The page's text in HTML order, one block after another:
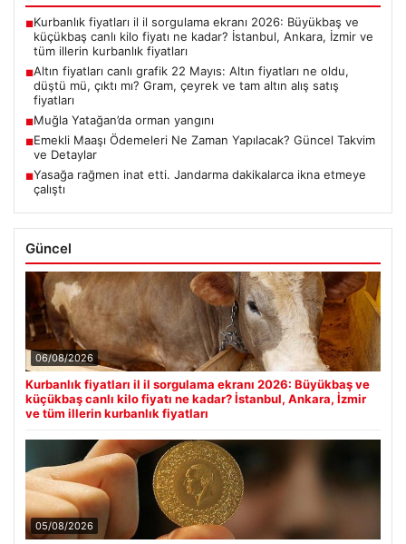
■Kurbanlık fiyatları il il sorgulama ekranı 2026: Büyükbaş ve
küçükbaş canlı kilo fiyatı ne kadar? İstanbul, Ankara, İzmir ve
tüm illerin kurbanlık fiyatları
■Altın fiyatları canlı grafik 22 Mayıs: Altın fiyatları ne oldu,
düştü mü, çıktı mı? Gram, çeyrek ve tam altın alış satış
fiyatları
■Muğla Yatağan’da orman yangını
■Emekli Maaşı Ödemeleri Ne Zaman Yapılacak? Güncel Takvim
ve Detaylar
■Yasağa rağmen inat etti. Jandarma dakikalarca ikna etmeye
çalıştı
Güncel
06/08/2026
Kurbanlık fiyatları il il sorgulama ekranı 2026: Büyükbaş ve
küçükbaş canlı kilo fiyatı ne kadar? İstanbul, Ankara, İzmir
ve tüm illerin kurbanlık fiyatları
05/08/2026